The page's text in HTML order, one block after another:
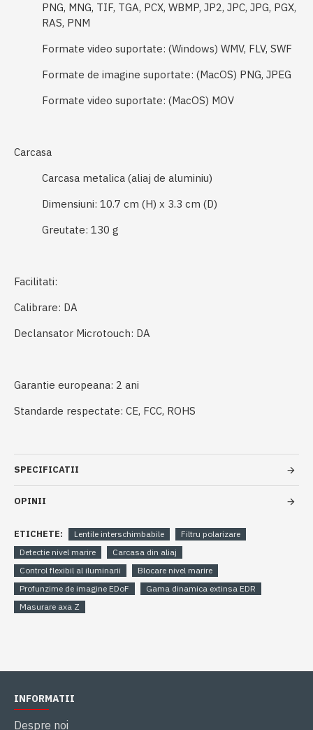
PNG, MNG, TIF, TGA, PCX, WBMP, JP2, JPC, JPG, PGX,
RAS, PNM
Formate video suportate: (Windows) WMV, FLV, SWF
Formate de imagine suportate: (MacOS) PNG, JPEG
Formate video suportate: (MacOS) MOV
Carcasa
Carcasa metalica (aliaj de aluminiu)
Dimensiuni: 10.7 cm (H) x 3.3 cm (D)
Greutate: 130 g
Facilitati:
Calibrare: DA
Declansator Microtouch: DA
Garantie europeana: 2 ani
Standarde respectate: CE, FCC, ROHS
SPECIFICATII
OPINII
ETICHETE: Lentile interschimbabile
Filtru polarizare
Detectie nivel marire
Carcasa din aliaj
Control flexibil al iluminarii
Blocare nivel marire
Profunzime de imagine EDoF
Gama dinamica extinsa EDR
Masurare axa Z
INFORMATII
Despre noi